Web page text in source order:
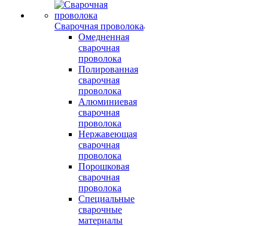
Сварочная проволока
Омедненная
сварочная
проволока
Полированная
сварочная
проволока
Алюминиевая
сварочная
проволока
Нержавеющая
сварочная
проволока
Порошковая
сварочная
проволока
Специальные
сварочные
материалы